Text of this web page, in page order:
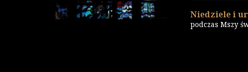
Niedziele i
podczas Mszy